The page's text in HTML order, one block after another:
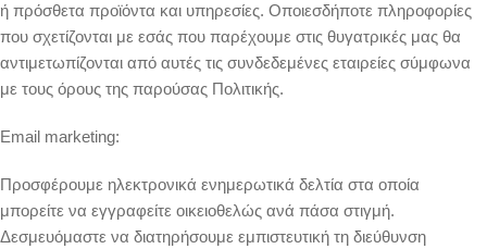
ή πρόσθετα προϊόντα και υπηρεσίες. Οποιεσδήποτε πληροφορίες
που σχετίζονται με εσάς που παρέχουμε στις θυγατρικές μας θα
αντιμετωπίζονται από αυτές τις συνδεδεμένες εταιρείες σύμφωνα
με τους όρους της παρούσας Πολιτικής.
Email marketing:
Προσφέρουμε ηλεκτρονικά ενημερωτικά δελτία στα οποία
μπορείτε να εγγραφείτε οικειοθελώς ανά πάσα στιγμή.
Δεσμευόμαστε να διατηρήσουμε εμπιστευτική τη διεύθυνση